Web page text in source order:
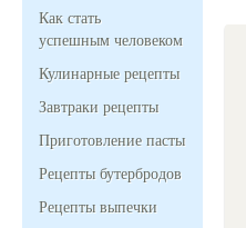
Как стать
успешным человеком
Кулинарные рецепты
Завтраки рецепты
Приготовление пасты
Рецепты бутербродов
Рецепты выпечки